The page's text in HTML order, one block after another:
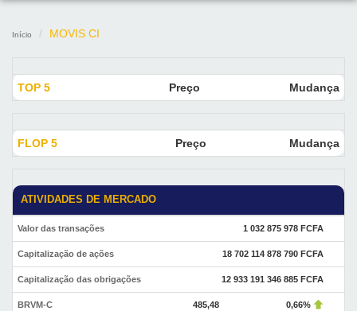
Início MOVIS CI
TOP 5 Preço Mudança
FLOP 5 Preço Mudança
ATIVIDADES DE MERCADO
Valor das transações 1 032 875 978 FCFA
Capitalização de ações 18 702 114 878 790 FCFA
Capitalização das obrigações 12 933 191 346 885 FCFA
BRVM-C 485,48 0,66%